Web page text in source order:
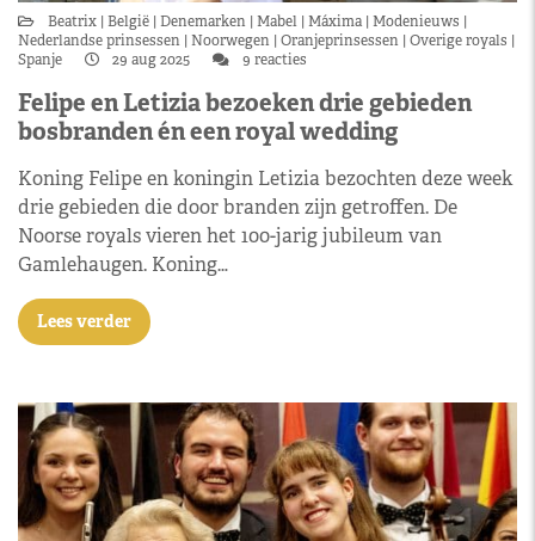
Beatrix België Denemarken Mabel Máxima Modenieuws
Nederlandse prinsessen Noorwegen Oranjeprinsessen Overige royals
Spanje
29 aug 2025 9 reacties
Felipe en Letizia bezoeken drie gebieden
bosbranden én een royal wedding
Koning Felipe en koningin Letizia bezochten deze week
drie gebieden die door branden zijn getroffen. De
Noorse royals vieren het 100-jarig jubileum van
Gamlehaugen. Koning…
Lees verder